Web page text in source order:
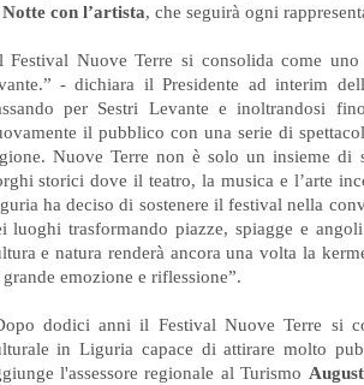
Notte con l’artista, che seguirà ogni
Festival Nuove Terre si consolida come
- dichiara il Presidente ad interim
per Sestri Levante e inoltrandosi
il pubblico con una serie di
Nuove Terre non è solo un insieme di
storici dove il teatro, la musica e l’arte
ha deciso di sostenere il festival nella
luoghi trasformando piazze, spiagge e
e natura renderà ancora una volta la
emozione e riflessione”.
dodici anni il Festival Nuove Terre si
in Liguria capace di attirare molto
l'assessore regionale al Turismo